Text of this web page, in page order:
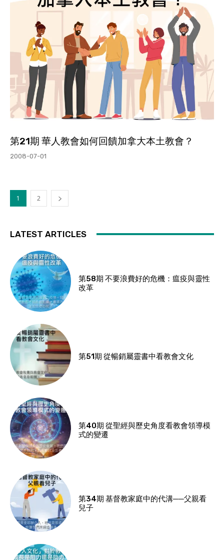
第21期 華人教會如何回饋加拿大本土教會？
2008-07-01
1 2
LATEST ARTICLES
第58期 不要浪費好的危機：瘟疫與靈性
改革
第51期 從暢銷屬靈書中看教會文化
第40期 從聖經與歷史角度看教會領導模
式的變遷
第34期 基督教家庭中的代溝──父親看
兒子